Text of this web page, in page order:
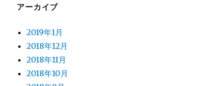
アーカイブ
2019年1月
2018年12月
2018年11月
2018年10月